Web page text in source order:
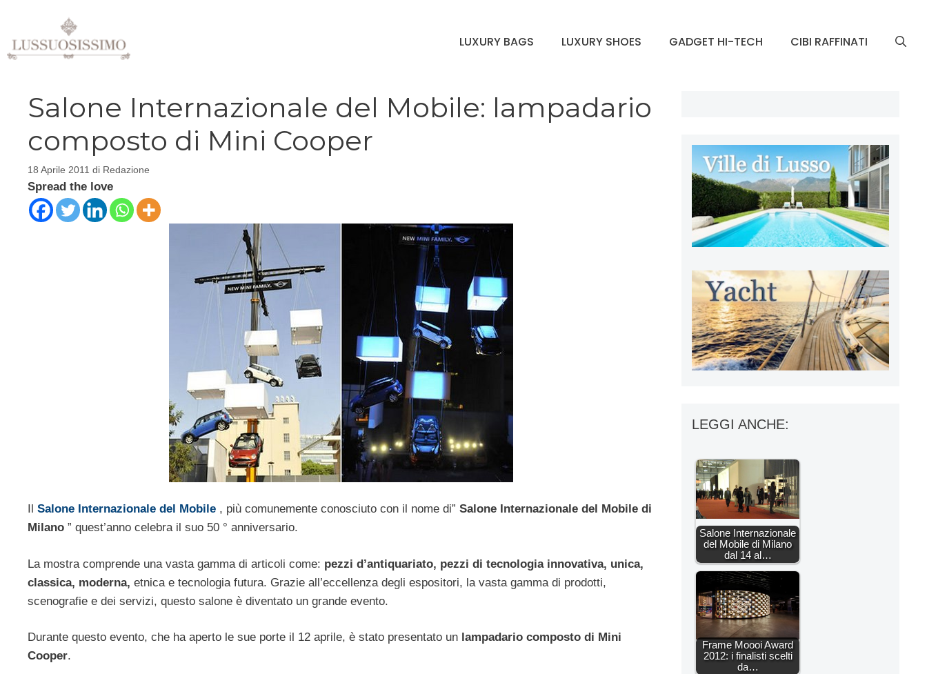
contenuto
LUXURY BAGS LUXURY SHOES GADGET HI-TECH CIBI RAFFINATI
Salone Internazionale del Mobile: lampadario
composto di Mini Cooper
18 Aprile 2011 di Redazione
Spread the love
Il Salone Internazionale del Mobile , più comunemente conosciuto con il nome di” Salone Internazionale del Mobile di
Milano ” quest’anno celebra il suo 50 ° anniversario.
La mostra comprende una vasta gamma di articoli come: pezzi d’antiquariato, pezzi di tecnologia innovativa, unica,
classica, moderna, etnica e tecnologia futura. Grazie all’eccellenza degli espositori, la vasta gamma di prodotti,
scenografie e dei servizi, questo salone è diventato un grande evento.
Durante questo evento, che ha aperto le sue porte il 12 aprile, è stato presentato un lampadario composto di Mini
Cooper.
LEGGI ANCHE:
Salone Internazionale
del Mobile di Milano
dal 14 al…
Frame Moooi Award
2012: i finalisti scelti
da…